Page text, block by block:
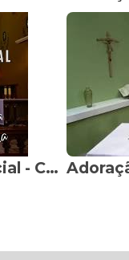
Terço da Misericórdia Especial - Cracóvia I Polônia